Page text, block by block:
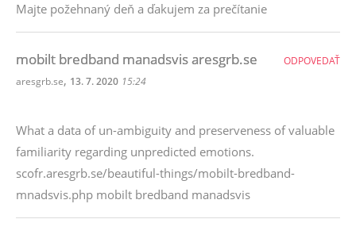
Majte požehnaný deň a ďakujem za prečítanie
mobilt bredband manadsvis aresgrb.se
aresgrb.se, 13. 7. 2020 15:24
What a data of un-ambiguity and preserveness of valuable
familiarity regarding unpredicted emotions.
scofr.aresgrb.se/beautiful-things/mobilt-bredband-
mnadsvis.php mobilt bredband manadsvis
ODPOVEDAŤ